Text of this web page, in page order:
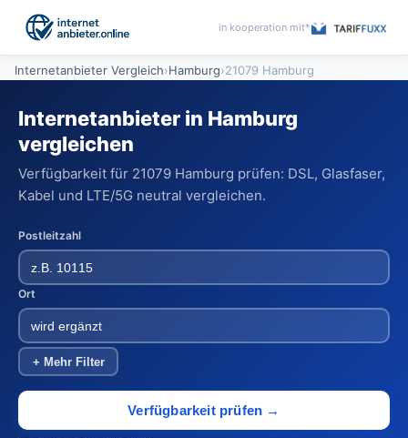
in kooperation mit*
Internetanbieter Vergleich›Hamburg›21079 Hamburg
Internetanbieter in Hamburg
vergleichen
Verfügbarkeit für 21079 Hamburg prüfen: DSL, Glasfaser,
Kabel und LTE/5G neutral vergleichen.
Postleitzahl
Ort
+ Mehr Filter
Verfügbarkeit prüfen →